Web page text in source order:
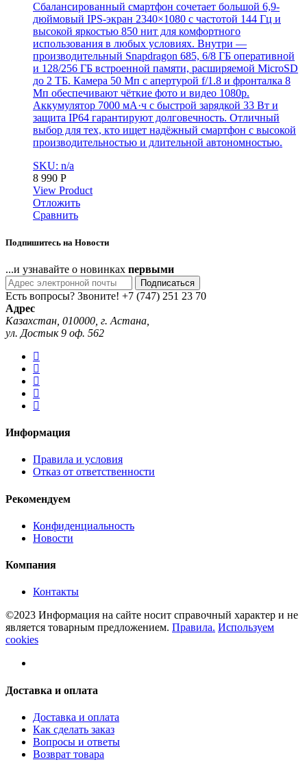
Сбалансированный смартфон сочетает большой 6,9-
дюймовый IPS-экран 2340×1080 с частотой 144 Гц и
высокой яркостью 850 нит для комфортного
использования в любых условиях. Внутри —
производительный Snapdragon 685, 6/8 ГБ оперативной
и 128/256 ГБ встроенной памяти, расширяемой MicroSD
до 2 ТБ. Камера 50 Мп с апертурой f/1.8 и фронталка 8
Мп обеспечивают чёткие фото и видео 1080p.
Аккумулятор 7000 мА·ч с быстрой зарядкой 33 Вт и
защита IP64 гарантируют долговечность. Отличный
выбор для тех, кто ищет надёжный смартфон с высокой
производительностью и длительной автономностью.
SKU: n/a
8 990 Р
View Product
Отложить
Сравнить
Подпишитесь на Новости
...и узнавайте о новинках первыми
Подписаться
Есть вопросы? Звоните! +7 (747) 251 23 70
Адрес
Казахстан, 010000, г. Астана,
ул. Достык 9 оф. 562
Информация
Правила и условия
Отказ от ответственности
Рекомендуем
Конфиденциальность
Новости
Компания
Контакты
©2023 Информация на сайте носит справочный характер и не
является товарным предложением. Правила. Используем
cookies
Доставка и оплата
Доставка и оплата
Как сделать заказ
Вопросы и ответы
Возврат товара